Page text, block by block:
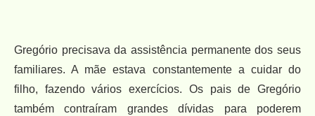
Gregório precisava da assistência permanente dos seus
familiares. A mãe estava constantemente a cuidar do
filho, fazendo vários exercícios. Os pais de Gregório
também contraíram grandes dívidas para poderem